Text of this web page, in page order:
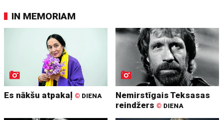
IN MEMORIAM
Es nākšu atpakaļ © DIENA
Nemirstīgais Teksasas
reindžers © DIENA